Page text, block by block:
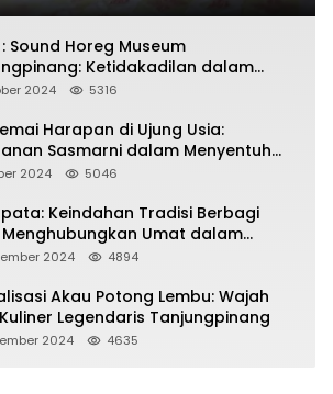
Sound Horeg Museum
Ketidakadilan dalam
2024 5316
Harapan di Ujung Usia:
Sasmarni dalam Menyentuh
Jiwa
2024 5046
Keindahan Tradisi Berbagi
Umat dalam
dan Kebersamaan dalam
2024 4894
Akau Potong Lembu: Wajah
Legendaris Tanjungpinang
2024 4635